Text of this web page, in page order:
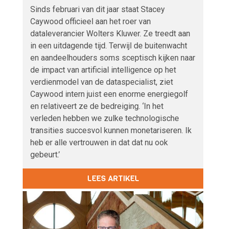
Sinds februari van dit jaar staat Stacey
Caywood officieel aan het roer van
dataleverancier Wolters Kluwer. Ze treedt aan
in een uitdagende tijd. Terwijl de buitenwacht
en aandeelhouders soms sceptisch kijken naar
de impact van artificial intelligence op het
verdienmodel van de dataspecialist, ziet
Caywood intern juist een enorme energiegolf
en relativeert ze de bedreiging. ‘In het
verleden hebben we zulke technologische
transities succesvol kunnen monetariseren. Ik
heb er alle vertrouwen in dat dat nu ook
gebeurt.’
LEES ARTIKEL